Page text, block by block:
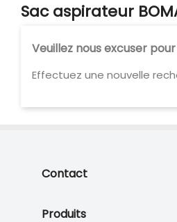
Sac aspirateur
Veuillez nous excuser
Effectuez une nouvelle
Contact
Produits